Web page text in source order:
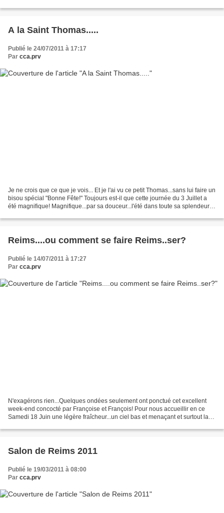
A la Saint Thomas.....
Publié le 24/07/2011 à 17:17
Par cca.prv
Je ne crois que ce que je vois... Et je l'ai vu ce petit Thomas...sans lui faire un
bisou spécial "Bonne Fête!" Toujours est-il que cette journée du 3 Juillet a
été magnifique! Magnifique...par sa douceur...l'été dans toute sa splendeur...
Reims....ou comment se faire Reims..ser?
Publié le 14/07/2011 à 17:27
Par cca.prv
N'exagérons rien...Quelques ondées seulement ont ponctué cet excellent
week-end concocté par Françoise et François! Pour nous accueillir en ce
Samedi 18 Juin une légère fraîcheur...un ciel bas et menaçant et surtout la
Salon de Reims 2011
Publié le 19/03/2011 à 08:00
Par cca.prv